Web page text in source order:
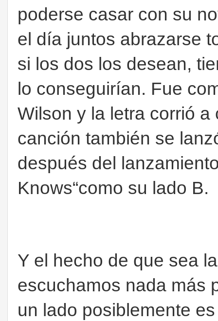
poderse casar con su
el día juntos abrazarse
si los dos los desean,
lo conseguirían. Fue
Wilson y la letra corrió a
canción también se
después del
Knows“como su lado B.
Y el hecho de que sea
escuchamos nada más
un lado posiblemente